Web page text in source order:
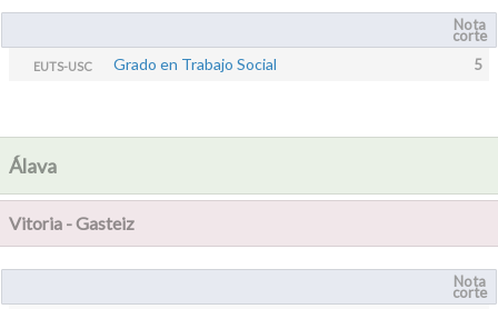
Nota
corte
EUTS-USC Grado en Trabajo Social 5
Álava
Vitoria - Gasteiz
Nota
corte